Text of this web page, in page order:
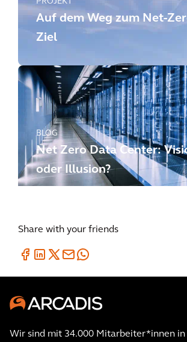
Auf dem Weg zum Net-
Ziel
BLOG
Net Zero Data Center:
oder Illusion?
Share with your friends
Wir sind mit 34.000 Mitarbeiter*innen in